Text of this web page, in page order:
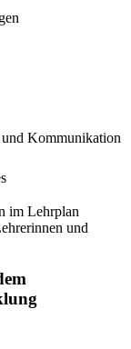
Kommunikation
im Lehrplan
und